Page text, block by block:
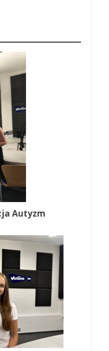
Autyzm